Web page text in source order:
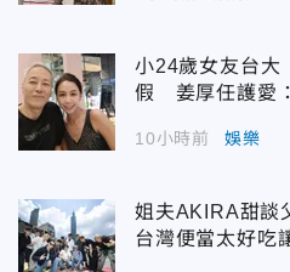
小24歲女友台大
假 姜厚任護愛
10小時前 娛樂
姐夫AKIRA甜
台灣便當太好吃